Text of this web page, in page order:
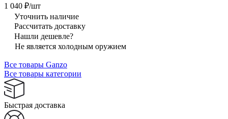
1 040 ₽/шт
Уточнить наличие
Рассчитать доставку
Нашли дешевле?
Не является холодным оружием
Все товары Ganzo
Все товары категории
Быстрая доставка